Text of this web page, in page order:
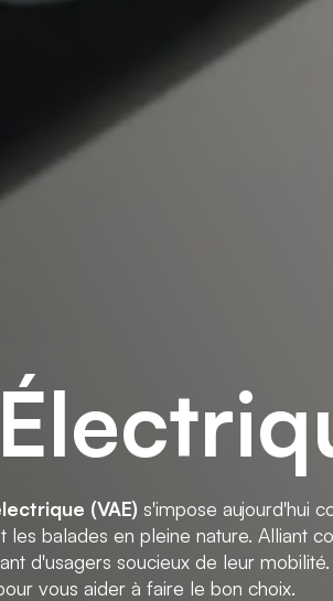
(VAE) s'impose aujourd'hui
les balades en pleine nature. Alliant
d'usagers soucieux de leur
vous aider à faire le bon choix.